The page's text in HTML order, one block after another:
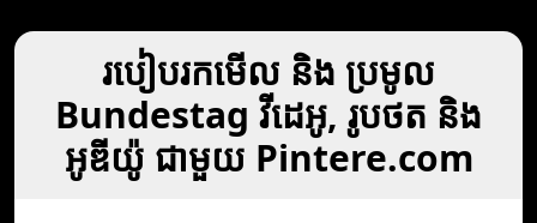
របៀបរកមើល និង ប្រមូល
Bundestag វីដេអូ, រូបថត និង
អូឌីយ៉ូ ជាមួយ Pintere.com